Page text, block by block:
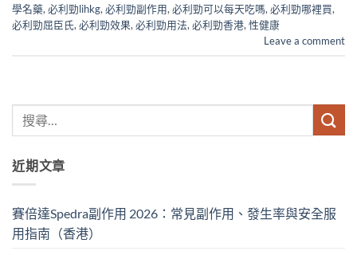
學名藥, 必利勁lihkg, 必利勁副作用, 必利勁可以每天吃嗎, 必利勁哪裡買,
必利勁屈臣氏, 必利勁效果, 必利勁用法, 必利勁香港, 性健康
Leave a comment
近期文章
賽倍達Spedra副作用 2026：常見副作用、發生率與安全服
用指南（香港）